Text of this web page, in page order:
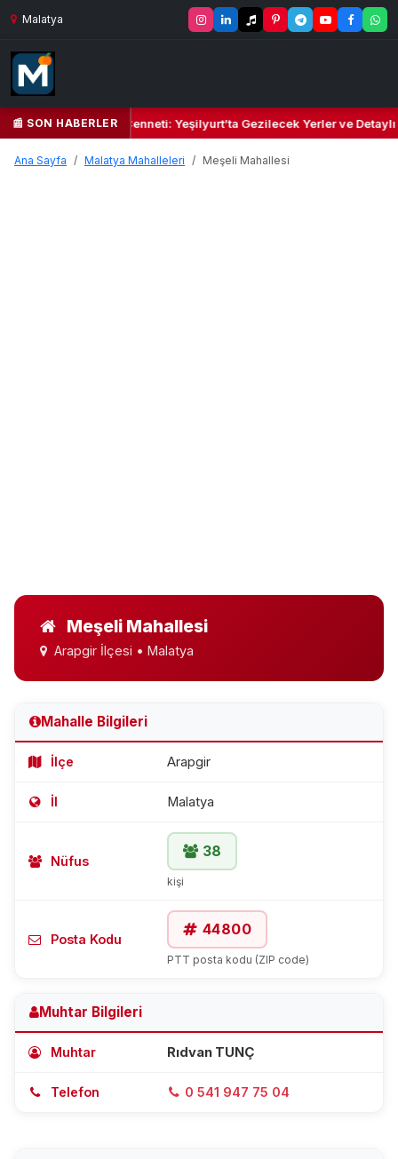
Malatya
📰 SON HABERLER
Yeşil Kalbi ve Kültür Cenneti: Yeşilyurt’ta Gezilecek Yerler ve Detaylı
Ana Sayfa Malatya Mahalleleri Meşeli Mahallesi
Meşeli Mahallesi
Arapgir İlçesi • Malatya
Mahalle Bilgileri
İlçe Arapgir
İl Malatya
Nüfus
38
kişi
Posta Kodu
44800
PTT posta kodu (ZIP code)
Muhtar Bilgileri
Muhtar Rıdvan TUNÇ
Telefon 0 541 947 75 04